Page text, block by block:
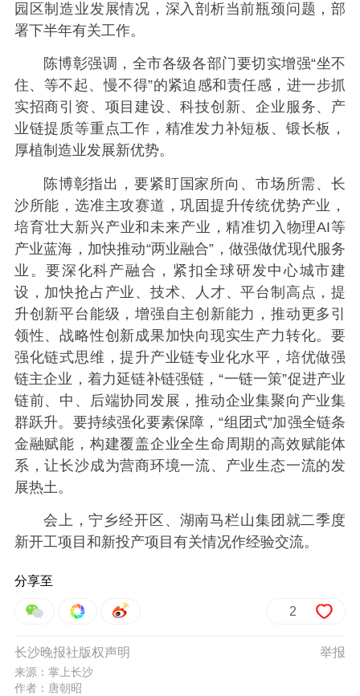
园区制造业发展情况，深入剖析当前瓶颈问题，部
署下半年有关工作。
陈博彰强调，全市各级各部门要切实增强“坐不
住、等不起、慢不得”的紧迫感和责任感，进一步抓
实招商引资、项目建设、科技创新、企业服务、产
业链提质等重点工作，精准发力补短板、锻长板，
厚植制造业发展新优势。
陈博彰指出，要紧盯国家所向、市场所需、长
沙所能，选准主攻赛道，巩固提升传统优势产业，
培育壮大新兴产业和未来产业，精准切入物理AI等
产业蓝海，加快推动“两业融合”，做强做优现代服务
业。要深化科产融合，紧扣全球研发中心城市建
设，加快抢占产业、技术、人才、平台制高点，提
升创新平台能级，增强自主创新能力，推动更多引
领性、战略性创新成果加快向现实生产力转化。要
强化链式思维，提升产业链专业化水平，培优做强
链主企业，着力延链补链强链，“一链一策”促进产业
链前、中、后端协同发展，推动企业集聚向产业集
群跃升。要持续强化要素保障，“组团式”加强全链条
金融赋能，构建覆盖企业全生命周期的高效赋能体
系，让长沙成为营商环境一流、产业生态一流的发
展热土。
会上，宁乡经开区、湖南马栏山集团就二季度
新开工项目和新投产项目有关情况作经验交流。
分享至
2
举报
长沙晚报社版权声明
来源：掌上长沙
作者：唐朝昭